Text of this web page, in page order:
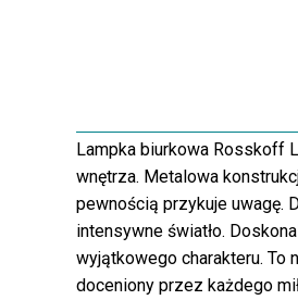
Lampka biurkowa Rosskoff
wnętrza. Metalowa
pewnością przykuje uwagę.
intensywne światło.
wyjątkowego charakteru.
doceniony przez każdego